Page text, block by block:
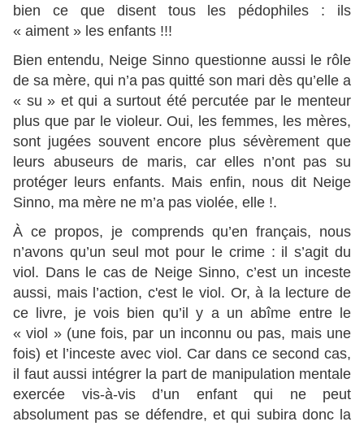
bien ce que disent tous les pédophiles : ils
« aiment » les enfants !!!
Bien entendu, Neige Sinno questionne aussi le rôle
de sa mère, qui n’a pas quitté son mari dès qu’elle a
« su » et qui a surtout été percutée par le menteur
plus que par le violeur. Oui, les femmes, les mères,
sont jugées souvent encore plus sévèrement que
leurs abuseurs de maris, car elles n’ont pas su
protéger leurs enfants. Mais enfin, nous dit Neige
Sinno, ma mère ne m’a pas violée, elle !.
À ce propos, je comprends qu’en français, nous
n’avons qu’un seul mot pour le crime : il s’agit du
viol. Dans le cas de Neige Sinno, c’est un inceste
aussi, mais l’action, c'est le viol. Or, à la lecture de
ce livre, je vois bien qu’il y a un abîme entre le
« viol » (une fois, par un inconnu ou pas, mais une
fois) et l’inceste avec viol. Car dans ce second cas,
il faut aussi intégrer la part de manipulation mentale
exercée vis-à-vis d’un enfant qui ne peut
absolument pas se défendre, et qui subira donc la